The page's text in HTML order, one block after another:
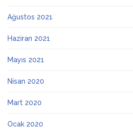
Ağustos 2021
Haziran 2021
Mayıs 2021
Nisan 2020
Mart 2020
Ocak 2020